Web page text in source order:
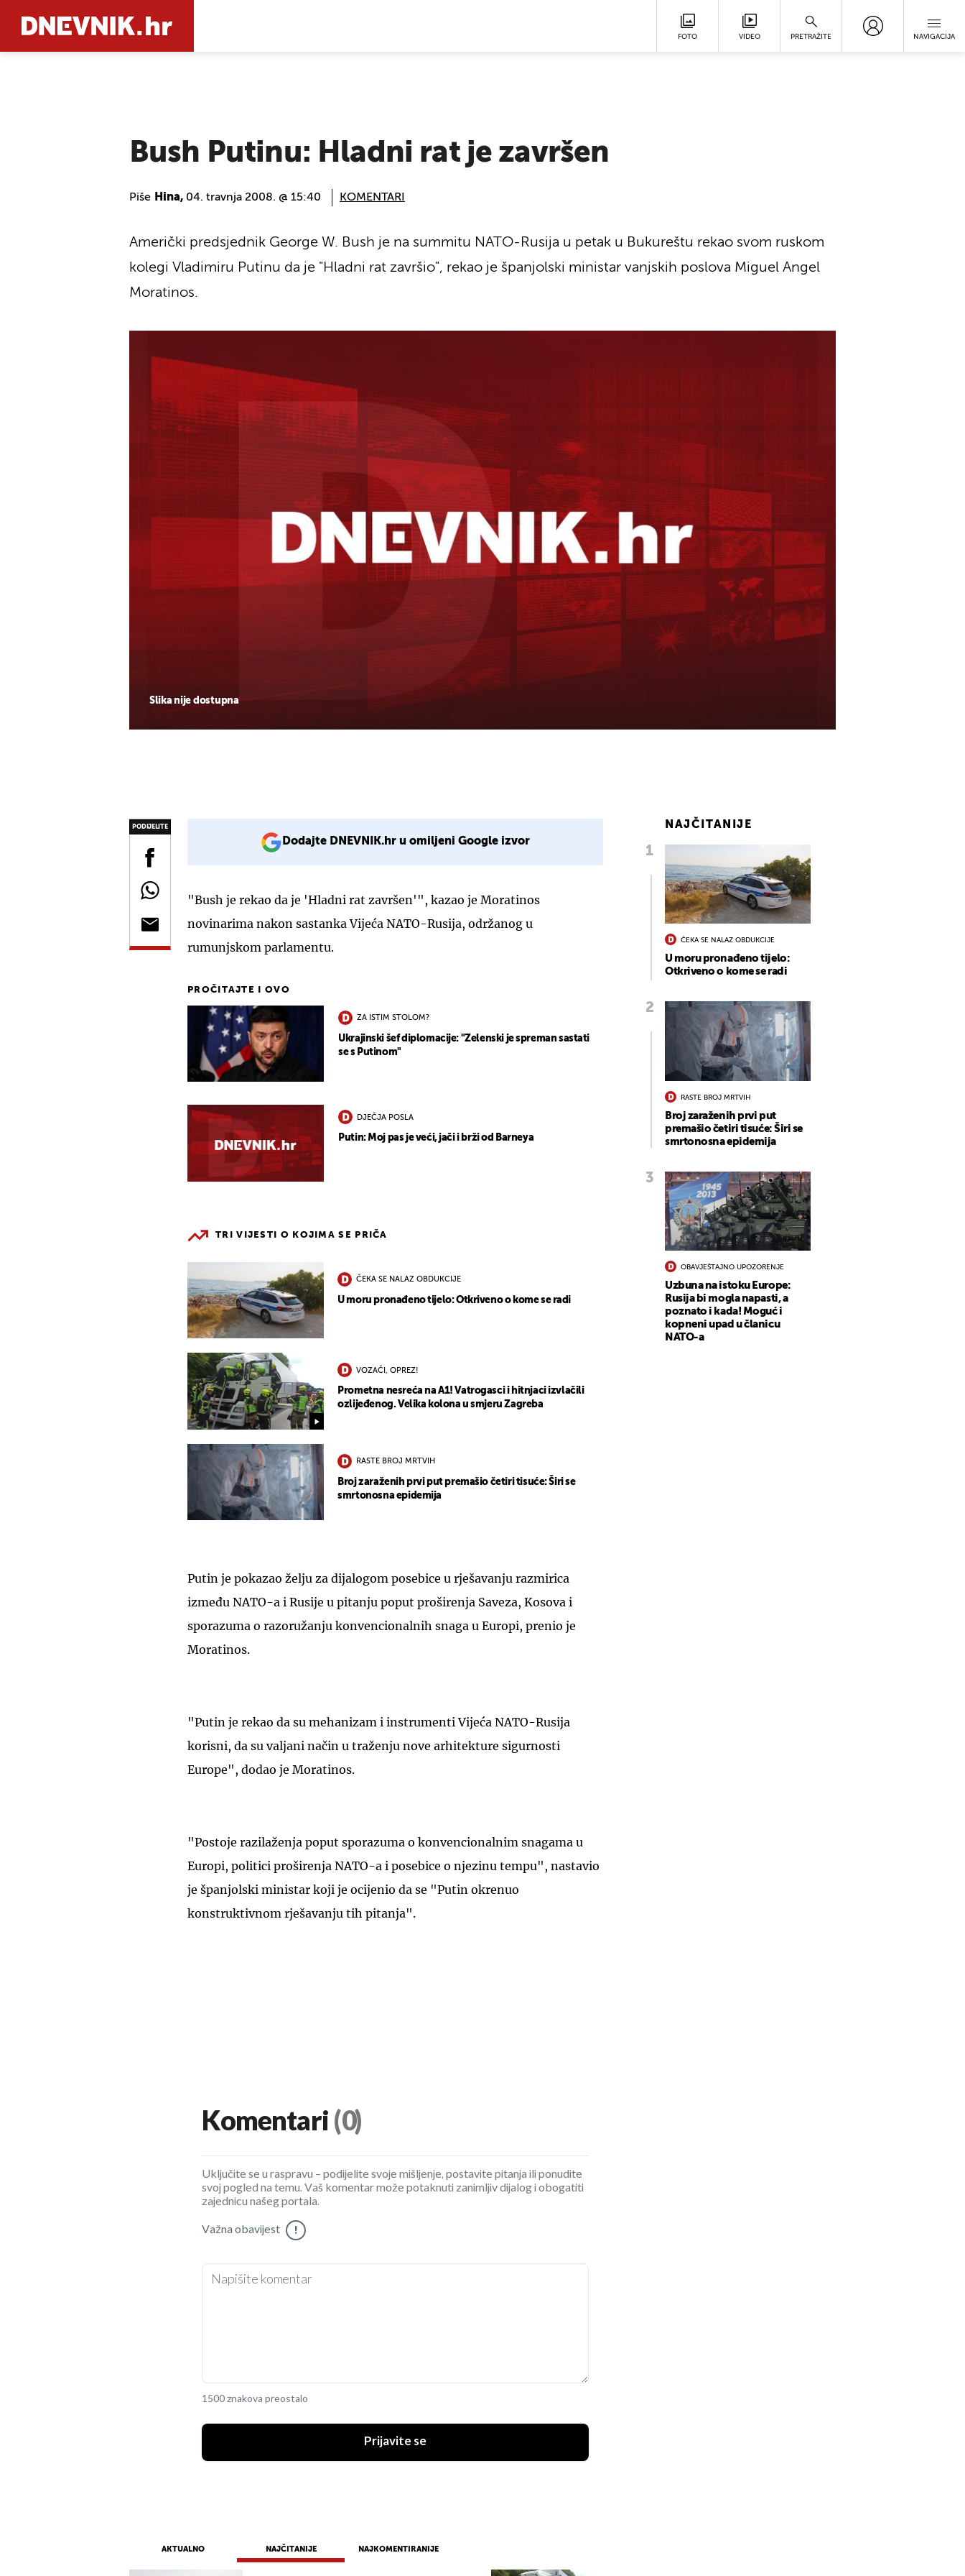
FOTO VIDEO PRETRAŽITE NAVIGACIJA
Bush Putinu: Hladni rat je završen
Piše Hina, 04. travnja 2008. @ 15:40 KOMENTARI
Slika nije dostupna
Američki predsjednik George W. Bush je na summitu NATO-Rusija u petak u Bukureštu rekao svom ruskom
kolegi Vladimiru Putinu da je "Hladni rat završio", rekao je španjolski ministar vanjskih poslova Miguel Angel
Moratinos.
PODIJELITE
Dodajte DNEVNIK.hr u omiljeni Google izvor
"Bush je rekao da je 'Hladni rat završen'", kazao je Moratinos
novinarima nakon sastanka Vijeća NATO-Rusija, održanog u
rumunjskom parlamentu.
PROČITAJTE I OVO
ZA ISTIM STOLOM?
Ukrajinski šef diplomacije: "Zelenski je spreman sastati
se s Putinom"
DJEČJA POSLA
Putin: Moj pas je veći, jači i brži od Barneya
TRI VIJESTI O KOJIMA SE PRIČA
ČEKA SE NALAZ OBDUKCIJE
U moru pronađeno tijelo: Otkriveno o kome se radi
VOZAČI, OPREZ!
Prometna nesreća na A1! Vatrogasci i hitnjaci izvlačili
ozlijeđenog. Velika kolona u smjeru Zagreba
RASTE BROJ MRTVIH
Broj zaraženih prvi put premašio četiri tisuće: Širi se
smrtonosna epidemija
Putin je pokazao želju za dijalogom posebice u rješavanju razmirica
između NATO-a i Rusije u pitanju poput proširenja Saveza, Kosova i
sporazuma o razoružanju konvencionalnih snaga u Europi, prenio je
Moratinos.
"Putin je rekao da su mehanizam i instrumenti Vijeća NATO-Rusija
korisni, da su valjani način u traženju nove arhitekture sigurnosti
Europe", dodao je Moratinos.
"Postoje razilaženja poput sporazuma o konvencionalnim snagama u
Europi, politici proširenja NATO-a i posebice o njezinu tempu", nastavio
je španjolski ministar koji je ocijenio da se "Putin okrenuo
konstruktivnom rješavanju tih pitanja".
NAJČITANIJE
ČEKA SE NALAZ OBDUKCIJE
U moru pronađeno tijelo:
Otkriveno o kome se radi
RASTE BROJ MRTVIH
Broj zaraženih prvi put
premašio četiri tisuće: Širi se
smrtonosna epidemija
OBAVJEŠTAJNO UPOZORENJE
Uzbuna na istoku Europe:
Rusija bi mogla napasti, a
poznato i kada! Moguć i
kopneni upad u članicu
NATO-a
Komentari (0)
Uključite se u raspravu – podijelite svoje mišljenje, postavite pitanja ili ponudite
svoj pogled na temu. Vaš komentar može potaknuti zanimljiv dijalog i obogatiti
zajednicu našeg portala.
Važna obavijest !
1500 znakova preostalo
Prijavite se
AKTUALNO NAJČITANIJE NAJKOMENTIRANIJE
UKLJUČITE NOTIFIKACIJE